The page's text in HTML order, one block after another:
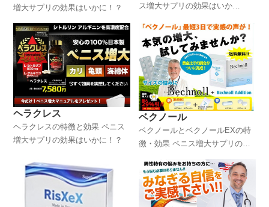
増大サプリの効果はいかに！？
ス増大サプリの効果はいか
ヘラクレス
ヘラクレスの特徴と効果 ペニス
増大サプリの効果はいかに！？
ベクノール
ベクノールとベクノールEXの特
徴・効果 ペニス増大サプリの効